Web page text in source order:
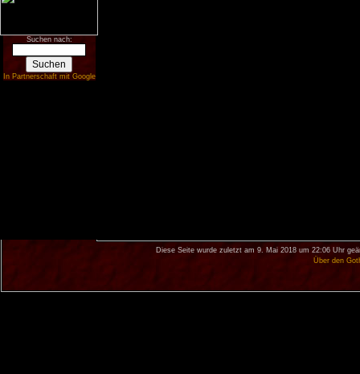
Suchen nach:
In Partnerschaft mit Google
Diese Seite wurde zuletzt am 9. Mai 2018 um 22:06 Uhr
Über den